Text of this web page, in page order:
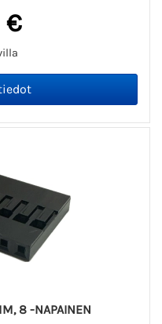
€
8 -NAPAINEN